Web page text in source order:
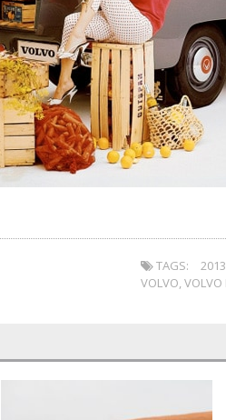
TAGS: 2013
VOLVO,VOLVO